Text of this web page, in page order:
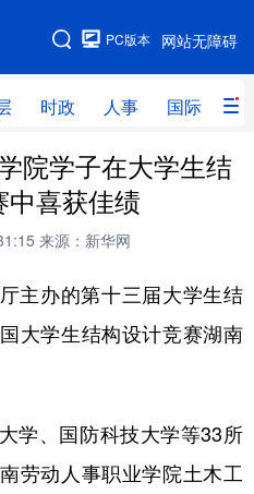
网站无障碍
PC版本
时政 人事 国际 财
地图
时政 人事
网评
全球连线
量子 体育
健康 军事
金融 汽车
信息化 数字经济
院学子在大学生结
中喜获佳绩
来源：新华网
办的第十三届大学生结
大学生结构设计竞赛湖南
、国防科技大学等33所
劳动人事职业学院土木工